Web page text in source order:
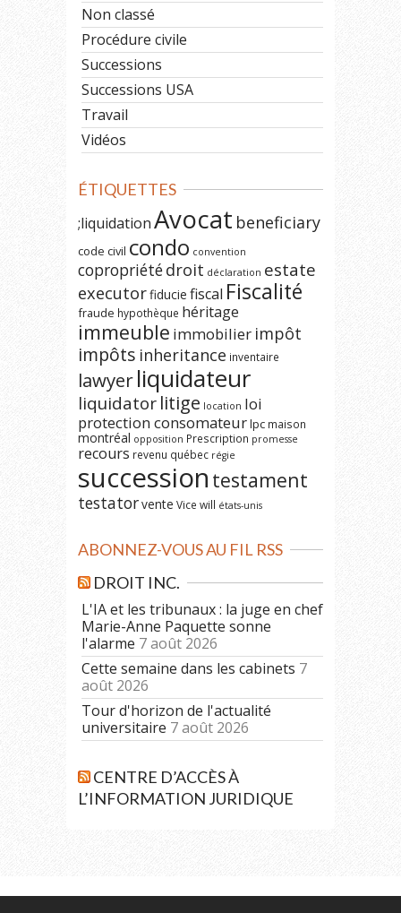
Non classé
Procédure civile
Successions
Successions USA
Travail
Vidéos
ÉTIQUETTES
;liquidationAvocat beneficiary
code civil condo convention
copropriétédroit déclaration estate
executorfiducie fiscal Fiscalité
fraude hypothèque héritage
immeuble immobilier impôt
impôts inheritance inventaire
lawyerliquidateur
liquidatorlitige location loi
protection consomateurlpc maison
montréal opposition Prescription promesse
recours revenu québec régie
succession testament
testatorvente Vice will états-unis
ABONNEZ-VOUS AU FIL RSS
DROIT INC.
L'IA et les tribunaux : la juge en chef
Marie-Anne Paquette sonne
l'alarme 7 août 2026
Cette semaine dans les cabinets 7
août 2026
Tour d'horizon de l'actualité
universitaire 7 août 2026
CENTRE D’ACCÈS À
L’INFORMATION JURIDIQUE